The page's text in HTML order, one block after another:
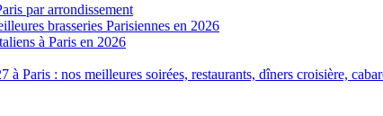
par arrondissement
brasseries Parisiennes en 2026
à Paris en 2026
Paris : nos meilleures soirées, restaurants, dîners croisière,